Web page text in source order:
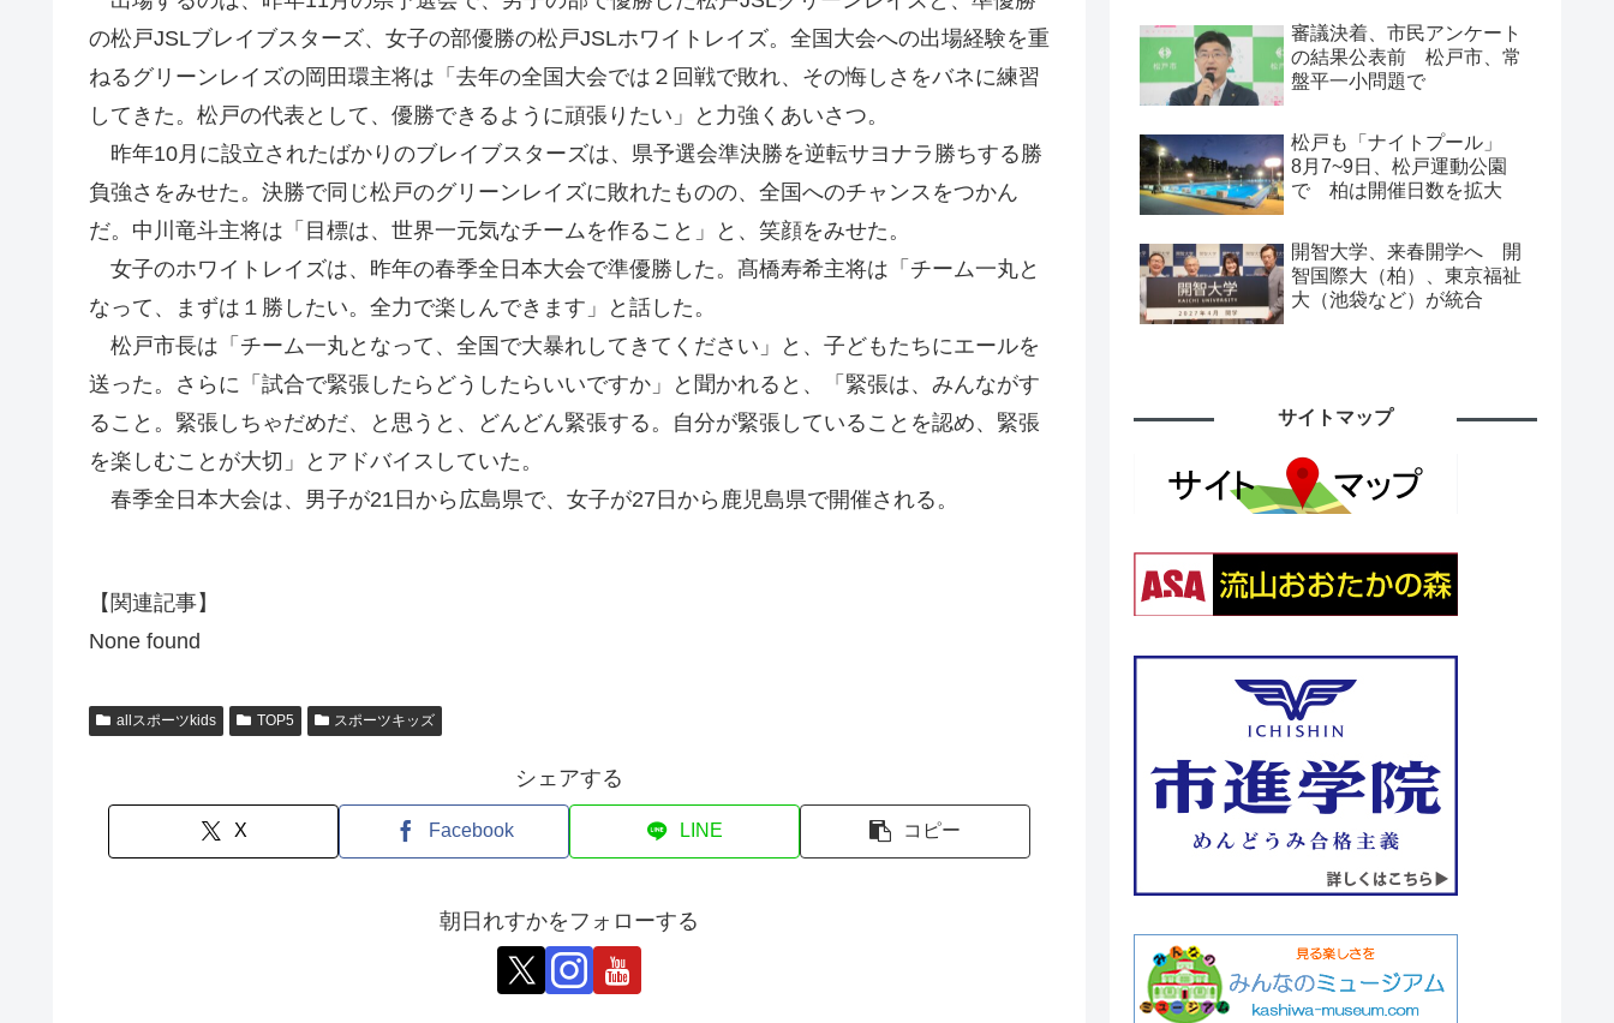
の松戸JSLブレイブスターズ、女子の部優勝の松戸JSLホワイトレイズ。全国大会への出場経験を重
ねるグリーンレイズの岡田環主将は「去年の全国大会では２回戦で敗れ、その悔しさをバネに練習
してきた。松戸の代表として、優勝できるように頑張りたい」と力強くあいさつ。
昨年10月に設立されたばかりのブレイブスターズは、県予選会準決勝を逆転サヨナラ勝ちする勝
負強さをみせた。決勝で同じ松戸のグリーンレイズに敗れたものの、全国へのチャンスをつかん
だ。中川竜斗主将は「目標は、世界一元気なチームを作ること」と、笑顔をみせた。
女子のホワイトレイズは、昨年の春季全日本大会で準優勝した。髙橋寿希主将は「チーム一丸と
なって、まずは１勝したい。全力で楽しんできます」と話した。
松戸市長は「チーム一丸となって、全国で大暴れしてきてください」と、子どもたちにエールを
送った。さらに「試合で緊張したらどうしたらいいですか」と聞かれると、「緊張は、みんながす
ること。緊張しちゃだめだ、と思うと、どんどん緊張する。自分が緊張していることを認め、緊張
を楽しむことが大切」とアドバイスしていた。
春季全日本大会は、男子が21日から広島県で、女子が27日から鹿児島県で開催される。
【関連記事】
None found
allスポーツkids TOP5 スポーツキッズ
シェアする
X Facebook LINE コピー
朝日れすかをフォローする
審議決着、市民アンケート
の結果公表前 松戸市、常
盤平一小問題で
松戸も「ナイトプール」
8月7~9日、松戸運動公園
で 柏は開催日数を拡大
開智大学、来春開学へ 開
智国際大（柏）、東京福祉
大（池袋など）が統合
サイトマップ